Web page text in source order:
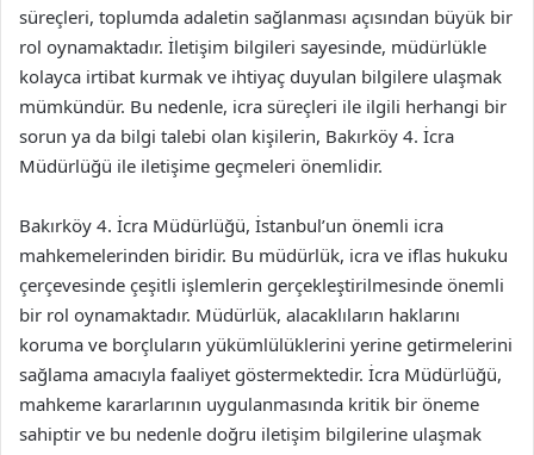
süreçleri, toplumda adaletin sağlanması açısından büyük bir
rol oynamaktadır. İletişim bilgileri sayesinde, müdürlükle
kolayca irtibat kurmak ve ihtiyaç duyulan bilgilere ulaşmak
mümkündür. Bu nedenle, icra süreçleri ile ilgili herhangi bir
sorun ya da bilgi talebi olan kişilerin, Bakırköy 4. İcra
Müdürlüğü ile iletişime geçmeleri önemlidir.
Bakırköy 4. İcra Müdürlüğü, İstanbul’un önemli icra
mahkemelerinden biridir. Bu müdürlük, icra ve iflas hukuku
çerçevesinde çeşitli işlemlerin gerçekleştirilmesinde önemli
bir rol oynamaktadır. Müdürlük, alacaklıların haklarını
koruma ve borçluların yükümlülüklerini yerine getirmelerini
sağlama amacıyla faaliyet göstermektedir. İcra Müdürlüğü,
mahkeme kararlarının uygulanmasında kritik bir öneme
sahiptir ve bu nedenle doğru iletişim bilgilerine ulaşmak